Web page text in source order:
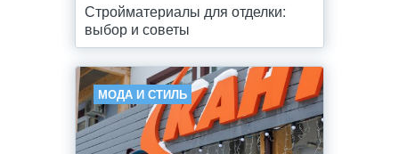
Стройматериалы для отделки:
выбор и советы
МОДА И СТИЛЬ